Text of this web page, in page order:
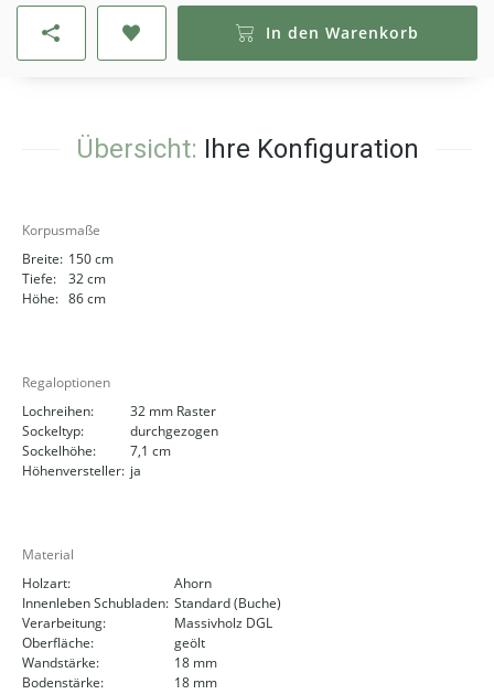
In den Warenkorb
Übersicht: Ihre Konfiguration
Korpusmaße
Breite: 150 cm
Tiefe:
32 cm
Höhe: 86 cm
Regaloptionen
Lochreihen:
32 mm Raster
Sockeltyp:
durchgezogen
Sockelhöhe:
7,1 cm
Höhenversteller: ja
Material
Holzart:
Ahorn
Innenleben Schubladen: Standard (Buche)
Verarbeitung:
Massivholz DGL
Oberfläche:
geölt
Wandstärke:
18 mm
Bodenstärke:
18 mm